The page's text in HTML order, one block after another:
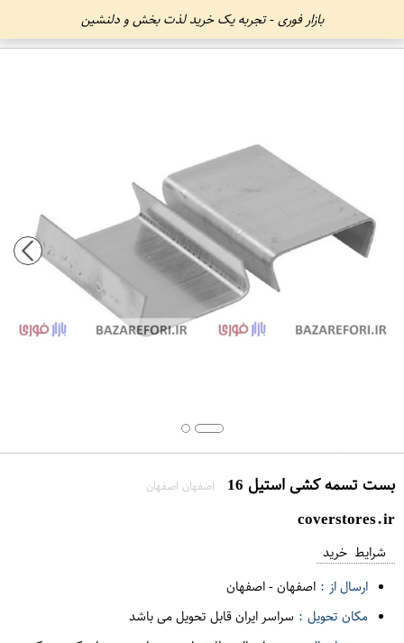
بازار فوری - تجربه یک خرید لذت بخش و دلنشین
بست تسمه کشی استیل 16 اصفهان اصفهان
coverstores.ir
شرایط خرید
ارسال از : اصفهان-اصفهان
مکان تحویل : سراسر ایران قابل تحویل می باشد